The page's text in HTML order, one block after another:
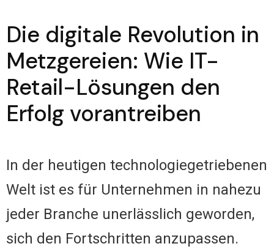
Die digitale Revolution in
Metzgereien: Wie IT-
Retail-Lösungen den
Erfolg vorantreiben
In der heutigen technologiegetriebenen
Welt ist es für Unternehmen in nahezu
jeder Branche unerlässlich geworden,
sich den Fortschritten anzupassen.